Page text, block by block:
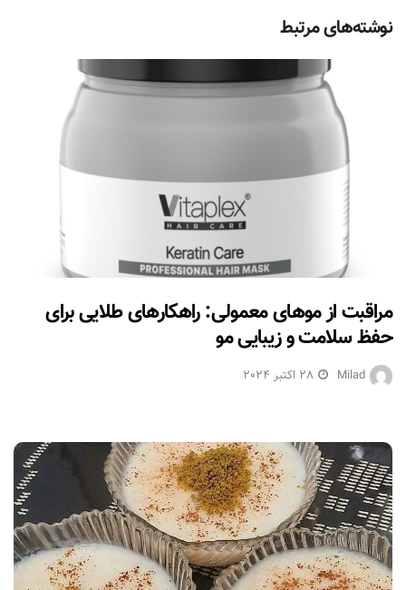
نوشته‌های مرتبط
‫مراقبت از موهای معمولی: راهکارهای طلایی برای
حفظ سلامت و زیبایی مو‬‬‬
Milad 28 اکتبر 2024